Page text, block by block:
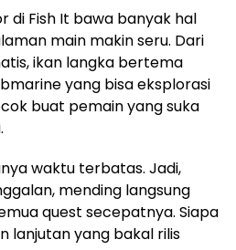
di Fish It bawa banyak hal
main makin seru. Dari
ikan langka bertema
yang bisa eksplorasi
buat pemain yang suka
waktu terbatas. Jadi,
mending langsung
quest secepatnya. Siapa
lanjutan yang bakal rilis